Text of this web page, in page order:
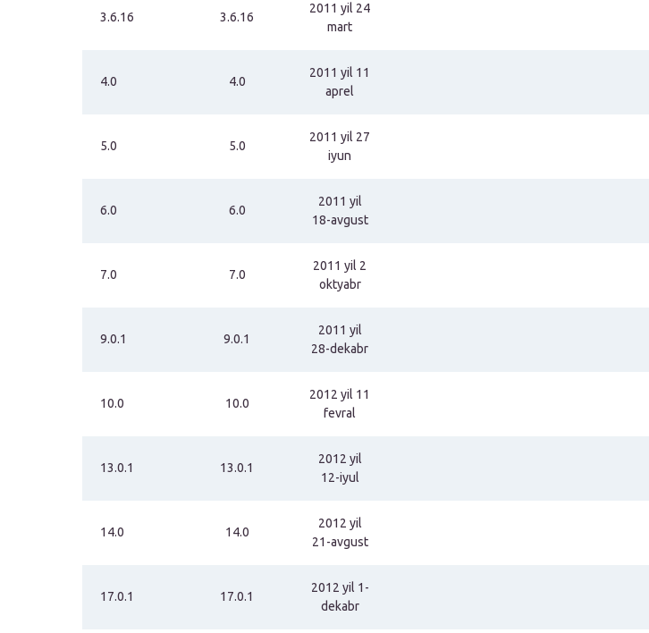
3.6.16 3.6.16
2011 yil 24
mart
4.0 4.0
2011 yil 11
aprel
5.0 5.0
2011 yil 27
iyun
6.0 6.0
2011 yil
18-avgust
7.0 7.0
2011 yil 2
oktyabr
9.0.1 9.0.1
2011 yil
28-dekabr
10.0 10.0
2012 yil 11
fevral
13.0.1 13.0.1
2012 yil
12-iyul
14.0 14.0
2012 yil
21-avgust
17.0.1 17.0.1
2012 yil 1-
dekabr